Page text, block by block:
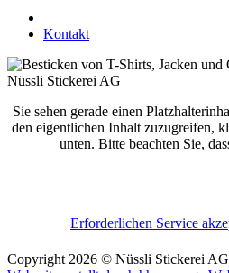
Kontakt
Sie sehen gerade einen
den eigentlichen Inhalt zuzugreifen,
unten. Bitte beachten Sie,
Erforderlichen Service
Copyright 2026 © Nüssli Stickerei